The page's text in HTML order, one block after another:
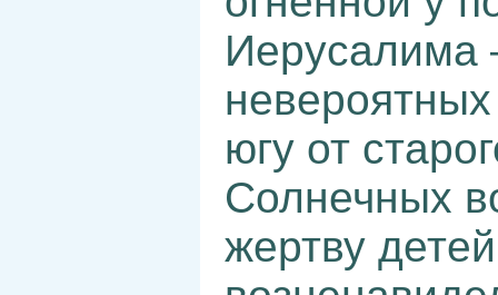
Иерусалима
югу от
Солнечных
жертву